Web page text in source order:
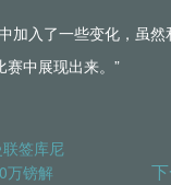
加入了一些变化，虽
中展现出来。”
签库尼
万镑解